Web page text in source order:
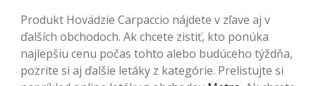
Produkt Hovädzie Carpaccio nájdete v zľave aj v
ďalších obchodoch. Ak chcete zistiť, kto ponúka
najlepšiu cenu počas tohto alebo budúceho týždňa,
pozrite si aj ďalšie letáky z kategórie. Prelistujte si